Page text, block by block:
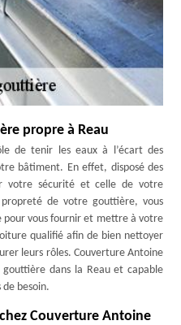
propre à Reau
de tenir les eaux à l’écart des
bâtiment. En effet, disposé des
votre sécurité et celle de votre
de votre gouttière, vous
pour vous fournir et mettre à votre
qualifié afin de bien nettoyer
leurs rôles. Couverture Antoine
dans la Reau et capable
besoin.
Couverture Antoine